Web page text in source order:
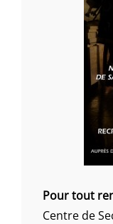
Pour tout
Centre de